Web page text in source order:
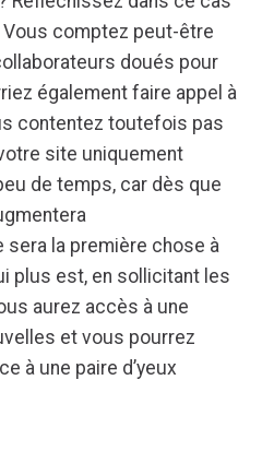
comptez peut-être
doués pour
également faire appel à
contentez toutefois pas
site uniquement
de temps, car dès que
sera la première chose à
plus est, en sollicitant les
aurez accès à une
et vous pourrez
à une paire d’yeux